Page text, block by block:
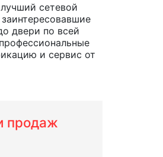
сетевой
двери по всей
и сервис от
продаж